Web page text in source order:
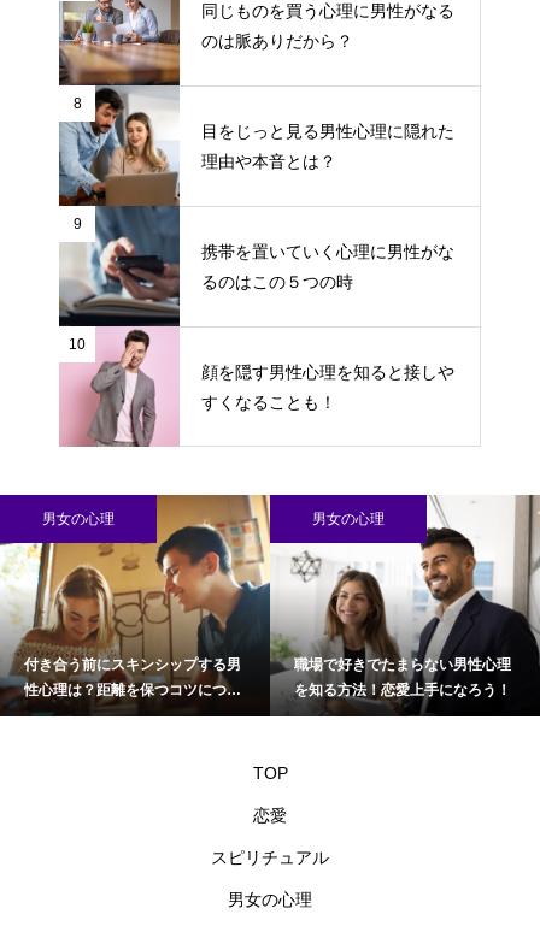
同じものを買う心理に男性がなる
のは脈ありだから？
8
目をじっと見る男性心理に隠れた
理由や本音とは？
9
携帯を置いていく心理に男性がな
るのはこの５つの時
10
顔を隠す男性心理を知ると接しや
すくなることも！
男女の心理
付き合う前にスキンシップする男
性心理は？距離を保つコツについ
て
男女の心理
職場で好きでたまらない男性心理
を知る方法！恋愛上手になろう！
TOP
恋愛
スピリチュアル
男女の心理